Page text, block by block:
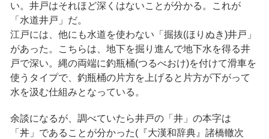
い。井戸はそれほど深くはないことが分かる。これが
「水道井戸」だ。
江戸には、他にも水道を使わない「掘抜(ほりぬき)井戸」
があった。こちらは、地下を掘り進んで地下水を得る井
戸で深い。縄の両端に釣瓶桶(つるべおけ)を付けて滑車を
使うタイプで、釣瓶桶の片方を上げると片方が下がって
水を汲む仕組みとなっている。
余談になるが、調べていたら井戸の「井」の本字は
「丼」であることが分かった(『大漢和辞典』諸橋轍次